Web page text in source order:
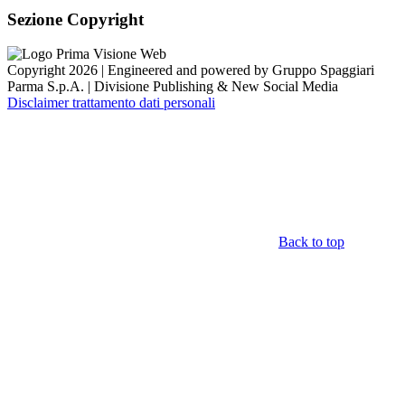
Sezione Copyright
Copyright 2026 | Engineered and powered by Gruppo Spaggiari
Parma S.p.A. | Divisione Publishing & New Social Media
Disclaimer trattamento dati personali
Back to top